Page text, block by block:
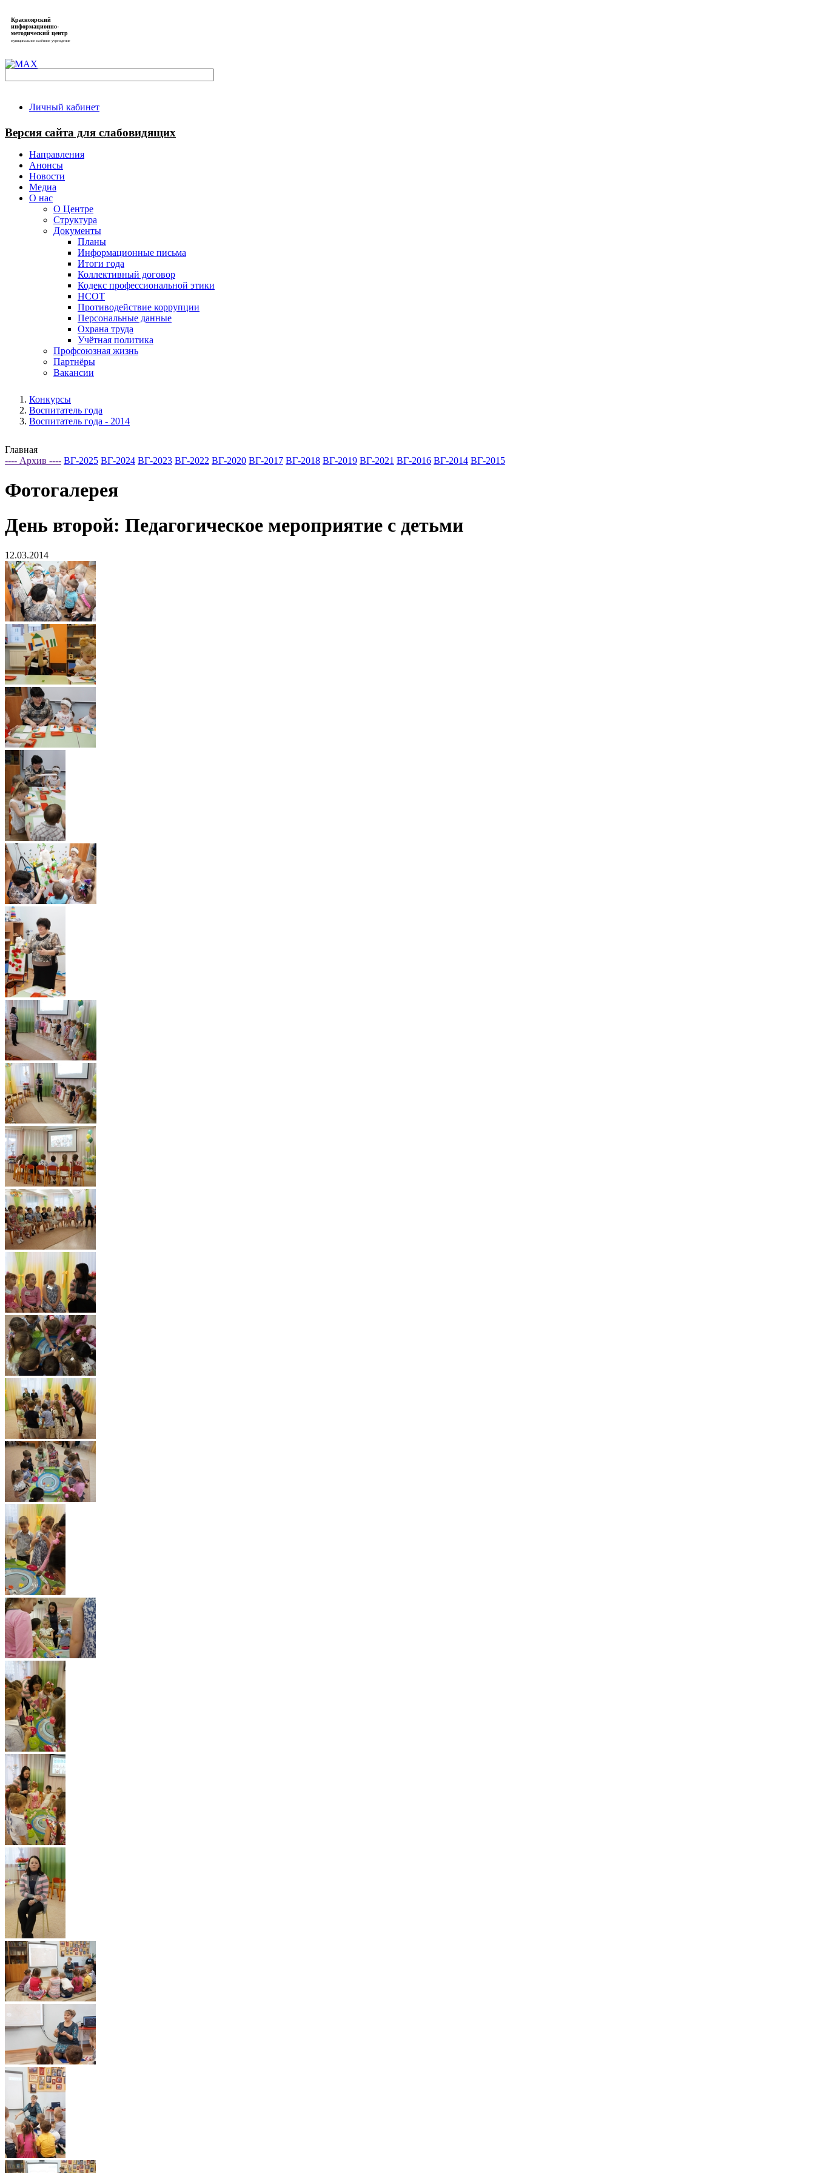
Красноярский
информационно-
методический центр
муниципальное казённое учреждение
Личный кабинет
Версия сайта для слабовидящих
Направления
Анонсы
Новости
Медиа
О нас
О Центре
Структура
Документы
Планы
Информационные письма
Итоги года
Коллективный договор
Кодекс профессиональной этики
НСОТ
Противодействие коррупции
Персональные данные
Охрана труда
Учётная политика
Профсоюзная жизнь
Партнёры
Вакансии
Конкурсы
Воспитатель года
Воспитатель года - 2014
Главная
---- Архив ---- ВГ-2025 ВГ-2024 ВГ-2023 ВГ-2022 ВГ-2020 ВГ-2017 ВГ-2018 ВГ-2019 ВГ-2021 ВГ-2016 ВГ-2014 ВГ-2015
Фотогалерея
День второй: Педагогическое мероприятие с детьми
12.03.2014